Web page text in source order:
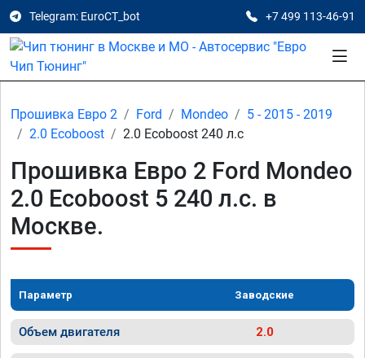
Telegram: EuroCT_bot +7 499 113-46-91
Прошивка Евро 2 Ford Mondeo
5 - 2015 - 2019
2.0 Ecoboost
2.0 Ecoboost 240 л.с
Прошивка Евро 2 Ford Mondeo
2.0 Ecoboost 5 240 л.с. в
Москве.
Параметр Заводские
Объем двигателя 2.0